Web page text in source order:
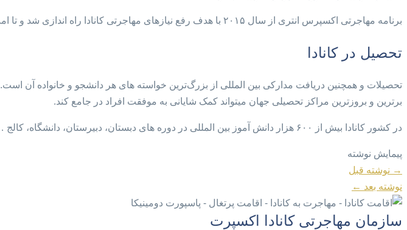
برنامه مهاجرتی اکسپرس انتری از سال ۲۰۱۵ با هدف رفع نیازهای مهاجرتی کانادا راه اندازی شد و تا امروز تعداد بسیار زیادی از مهاجران توانسته‌اند اقامت کانادا را دریافت کنند.
تحصیل در کانادا
تحصیلات و همچنین دریافت مدارکی بین المللی از بزرگ‌ترین خواسته های هر دانشجو و خانواده آن است.
برترین و بروزترین مراکز تحصیلی جهان میتواند کمک شایانی به موفقت افراد در جامع کند.
در کشور کانادا بیش از ۶۰۰ هزار دانش آموز بین المللی در دوره های دبستان، دبیرستان، دانشگاه، کالج … بین المللی در حال تحصیل هست
پیمایش نوشته
→ نوشته قبل
نوشته بعد ←
سازمان مهاجرتی کانادا اکسپرت